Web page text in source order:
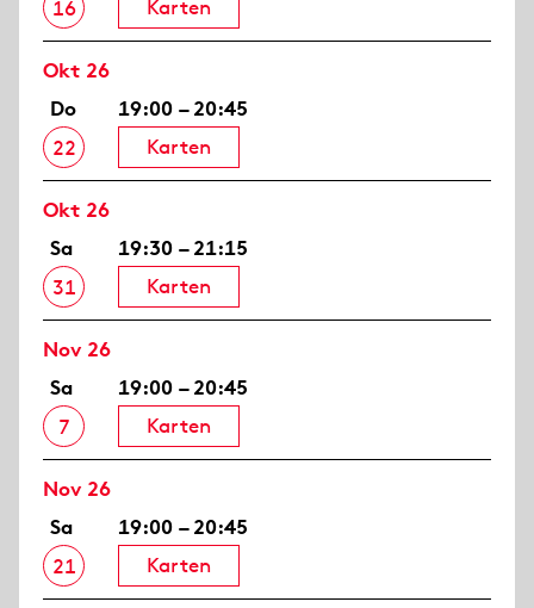
16 Karten
Okt 26
Do
22
19:00 – 20:45
Karten
Okt 26
Sa
31
19:30 – 21:15
Karten
Nov 26
Sa
7
19:00 – 20:45
Karten
Nov 26
Sa
21
19:00 – 20:45
Karten